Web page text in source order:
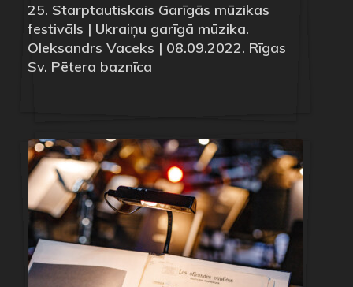
25. Starptautiskais Garīgās mūzikas
festivāls | Ukraiņu garīgā mūzika.
Oleksandrs Vaceks | 08.09.2022. Rīgas
Sv. Pētera baznīca